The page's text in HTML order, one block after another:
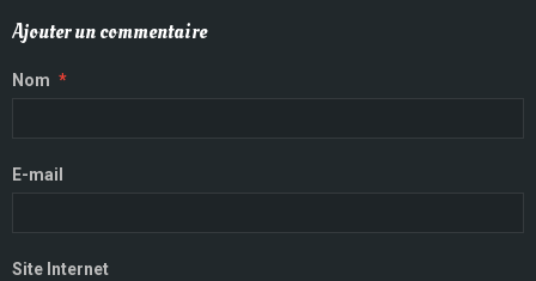
Ajouter un commentaire
Nom
E-mail
Site Internet